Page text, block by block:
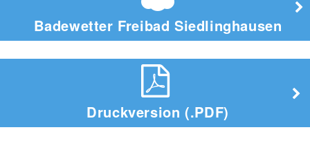
Badewetter Freibad Siedlinghausen
Druckversion (.PDF)